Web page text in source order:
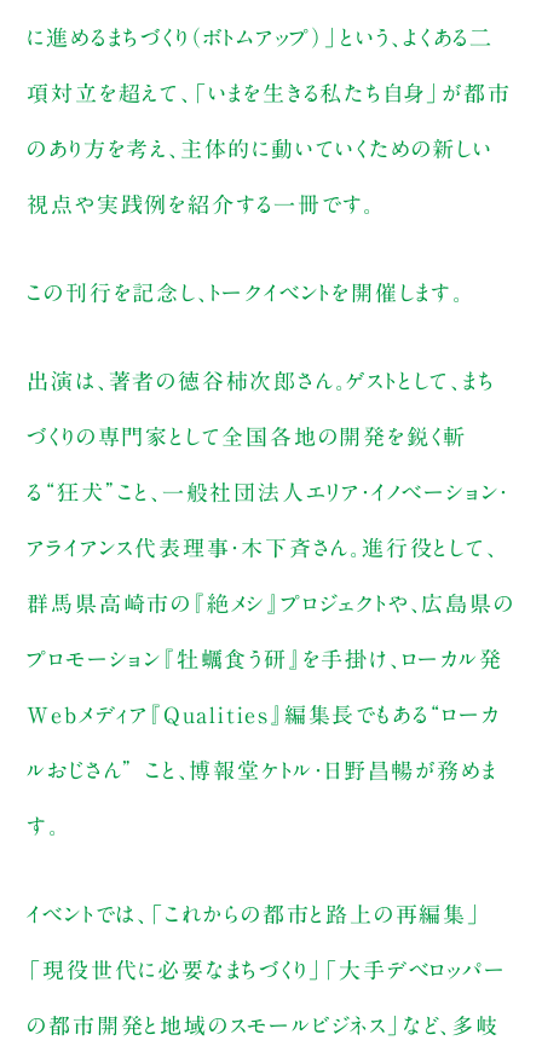
に進めるまちづくり（ボトムアップ）」という、よくある二
項対立を超えて、「いまを生きる私たち自身」が都市
のあり方を考え、主体的に動いていくための新しい
視点や実践例を紹介する一冊です。
この刊行を記念し、トークイベントを開催します。
出演は、著者の徳谷柿次郎さん。ゲストとして、まち
づくりの専門家として全国各地の開発を鋭く斬
る“狂犬”こと、一般社団法人エリア・イノベーション・
アライアンス代表理事・木下斉さん。進行役として、
群馬県高崎市の『絶メシ』プロジェクトや、広島県の
プロモーション『牡蠣食う研』を手掛け、ローカル発
Webメディア『Qualities』編集長でもある“ローカ
ルおじさん” こと、博報堂ケトル・日野昌暢が務めま
す。
イベントでは、「これからの都市と路上の再編集」
「現役世代に必要なまちづくり」「大手デベロッパー
の都市開発と地域のスモールビジネス」など、多岐